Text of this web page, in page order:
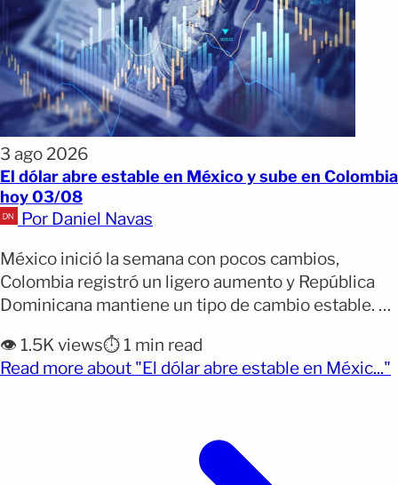
3 ago 2026
El dólar abre estable en México y sube en Colombia
hoy 03/08
Por Daniel Navas
México inició la semana con pocos cambios,
Colombia registró un ligero aumento y República
Dominicana mantiene un tipo de cambio estable. El
estable en buena parte de América Latina. México y
República Dominicana mantienen niveles similares
👁️ 1.5K views⏱️ 1 min read
Read more about "El dólar abre estable en Méxic..."